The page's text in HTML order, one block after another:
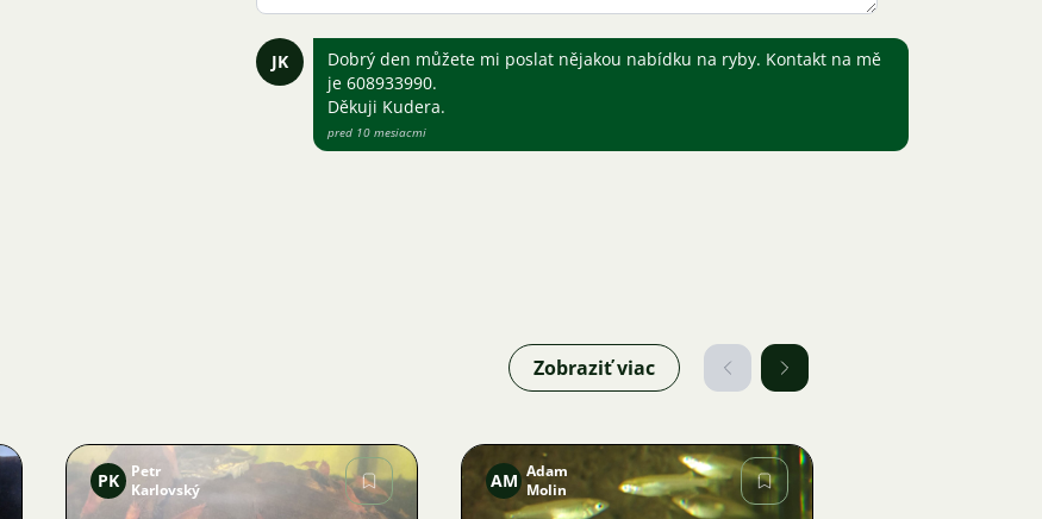
JK
Dobrý den můžete mi poslat nějakou nabídku na ryby. Kontakt na mě
je 608933990.
Děkuji Kudera.
pred 10 mesiacmi
Zobraziť viac
PK
Petr
Karlovský
AM Adam
Molin